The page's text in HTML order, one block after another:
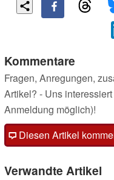
Kommentare
Fragen, Anregungen,
Artikel? - Uns
Anmeldung möglich)!
Diesen Artikel
Verwandte Artikel